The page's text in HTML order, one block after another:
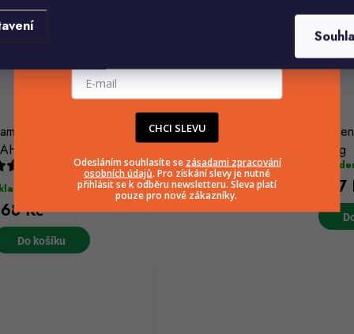
ŽAMPIONOVÁ
15 l
Kč
Do košíku
Mucholapka EFFECT domácí
Skladem
8 Kč
Do košíku
40kg
CHCI SLEVU
Odesláním souhlasíte se zásadami zpracování
osobních údajů. Pro získání slevy je nutné
přihlásit se k odběru newsletteru. Sleva platí
pouze pro nové zákazníky.